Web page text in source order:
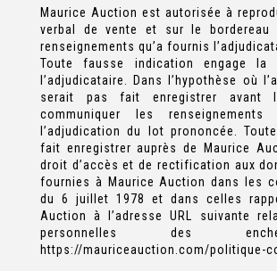
Maurice Auction est autorisée à
verbal de vente et sur le bordereau
renseignements qu’a fournis
Toute fausse indication engage la
l’adjudicataire. Dans l’hypothèse où
serait pas fait enregistrer
communiquer les renseignements
l’adjudication du lot prononcée.
fait enregistrer auprès de Maurice
droit d’accès et de rectification aux
fournies à Maurice Auction dans les
du 6 juillet 1978 et dans celles
Auction à l’adresse URL suivante
personnelles des
https://mauriceauction.com/politique-